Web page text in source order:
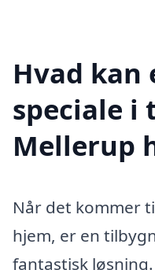
Hvad kan
speciale i
Mellerup
Når det kommer
hjem, er en
fantastisk